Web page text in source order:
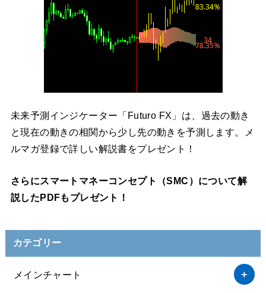
未来予測インジケーター「Futuro FX」は、過去の動き
と現在の動きの相関から少し先の動きを予測します。メ
ルマガ登録で詳しい解説書をプレゼント！
さらにスマートマネーコンセプト（SMC）について解
説したPDFもプレゼント！
カテゴリー
メインチャート